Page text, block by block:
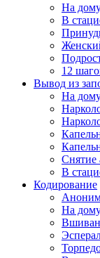
На
В
12
Вывод из
На
Снятие
В
Кодирование
На